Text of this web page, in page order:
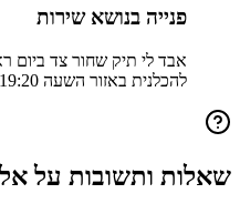
פנייה בנושא שירות
להכלנית באזור השעה 19:20 אשמח שתעזרו בעניין
שאלות ותשובות על